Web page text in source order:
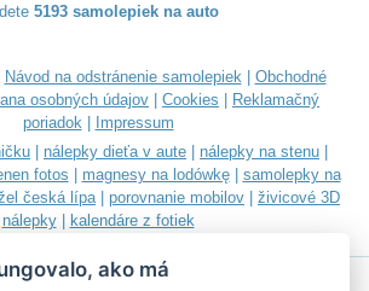
5193 samolepiek na auto
Návod na odstránenie samolepiek| Obchodné
osobných údajov Cookies
Reklamačný
poriadok|
Impressum
nálepky dieťa v aute nálepky na stenu
fotos
magnesy na lodówkę| samolepky na
česká lípa| porovnanie mobilov
živicové 3D
nálepky| kalendáre z fotiek
ako má